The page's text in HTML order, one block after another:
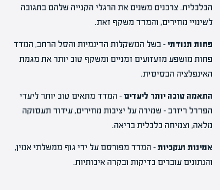
הכלכלית. צרכנים משנים את הרגלי הקנייה שלהם בתגובה
לשינויי מחירים, והמדד משקף זאת.
פחות תנודתי– בשל המשקלות הדינמיות והסל הרחב, המדד
פחות מושפע מזעזועים זמניים ומשקף טוב יותר את מגמת
האינפלציה הבסיסית.
התאמה טובה יותר ליעדים – המדד מתאים טוב יותר ליעדי
הפדרל ריזרב – שמירה על יציבות מחירים, עידוד תעסוקה
מלאה, וצמיחה כלכלית בריאה.
אמינות ועקביות– המדד מפורסם על ידי גוף ממשלתי אמין,
והנתונים עוברים בדיקות ובקרה איכותיות.